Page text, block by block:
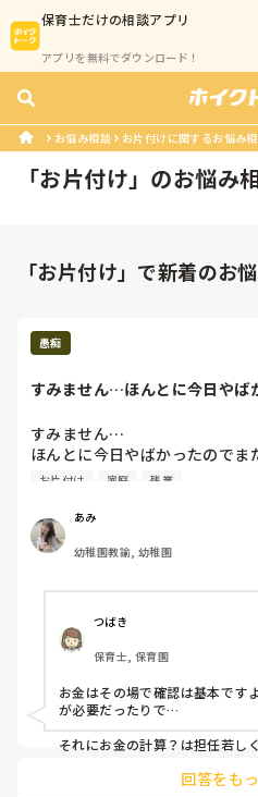
保育士だけの相談アプリ
アプリを無料でダウンロード！
お悩み相談 お片付けに関するお悩み
「お片付け」のお悩み
「お片付け」で新着のお
愚痴
すみません…ほんとに今日やば
すみません…
ほんとに今日やばかったので
私は6月末から年少の補助的働
今日帰りのバスから帰園後、ト
ろ）そくざに「先生、全学年の
ください。」
それは、各クラス（3学年合わ
てきた行事費の事でした。
それぞれクラスの詳細を表にし
年おして計算しろと…
それをしようと思ったら、「
色といてください。それから画
はって10枚用意してください。
と…
定時は5時15分…既に4時半前
いて画用紙にトイレットペーパ
お片付け 家庭 残業
あみ
幼稚園教諭, 幼稚園
つばき
保育士, 保育園
お金はその場で確認は基本です
が必要だったりで…
それにお金の計算？は担任若し
る先生がやるべきだと思います
回答をも